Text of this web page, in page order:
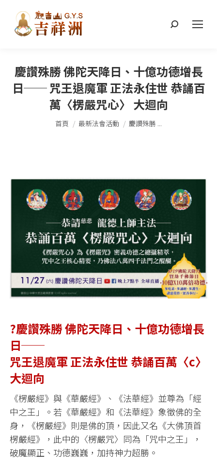
搜
慶讚殊勝 佛陀天降日、十億功德增長
日── 咒王退魔軍 正法永住世 恭誦百
萬〈楞嚴咒心〉 大迴向
您在這裡：
首頁 最新法會活動 慶讚殊勝 ...
?慶讚殊勝 佛陀天降日、十億功德增長
日──
咒王退魔軍 正法永住世 恭誦百萬〈c〉
大迴向
《楞嚴經》與《華嚴經》、《法華經》並尊為「經
中之王」。若《華嚴經》和《法華經》象徵佛的全
身，《楞嚴經》則是佛的頂，因此又名《大佛頂首
楞嚴經》，此中的〈楞嚴咒〉同為「咒中之王」，
破魔顯正、功德巍巍，加持神力超勝。